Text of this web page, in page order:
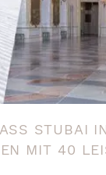
STUBAI
MIT 40